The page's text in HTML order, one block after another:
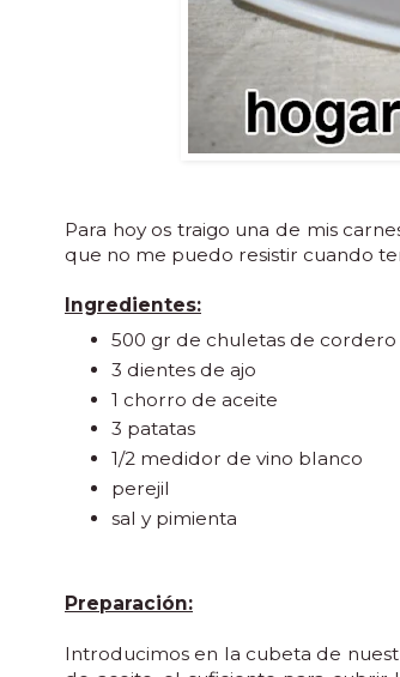
Para hoy os traigo una de mis
que no me puedo resistir cuando
Ingredientes:
500 gr de chuletas de cordero
3 dientes de ajo
1 chorro de aceite
3 patatas
1/2 medidor de vino blanco
perejil
sal y pimienta
Preparación:
Introducimos en la cubeta de